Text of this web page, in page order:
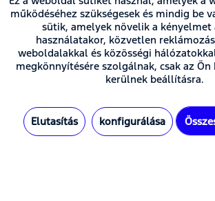
* Minden ár a törvényben meghatározott
ugyanakkor aszállítási költség, valamint adott
költsége nélkül értendő, amennyiben
működéséhez szükségesek és mindig be
sütik, amelyek növelik a kényelmet
használatakor, közvetlen
weboldalakkal és közösségi
megkönnyítésére szolgálnak, csak az Ön
kerülnek beállításra.
Elutasítás konfigurálása